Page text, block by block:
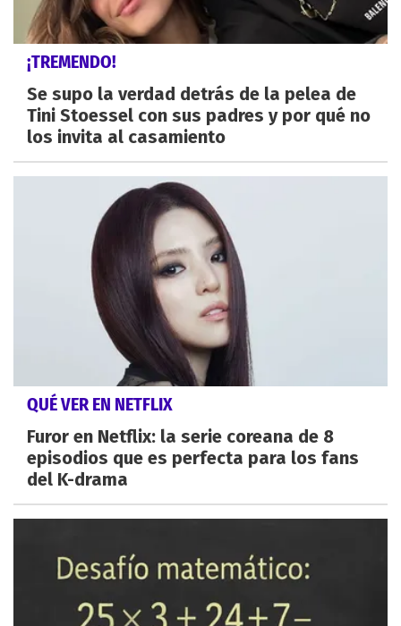
¡TREMENDO!
Se supo la verdad detrás de la pelea de
Tini Stoessel con sus padres y por qué no
los invita al casamiento
QUÉ VER EN NETFLIX
Furor en Netflix: la serie coreana de 8
episodios que es perfecta para los fans
del K-drama